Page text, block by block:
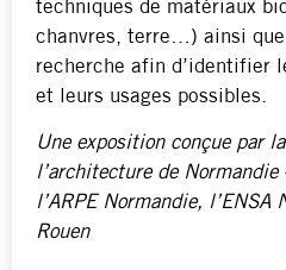
techniques de matériaux
chanvres, terre…) ainsi que
recherche afin d’identifier
et leurs usages possibles.
Une exposition conçue par
l’architecture de
l’ARPE Normandie,
Rouen